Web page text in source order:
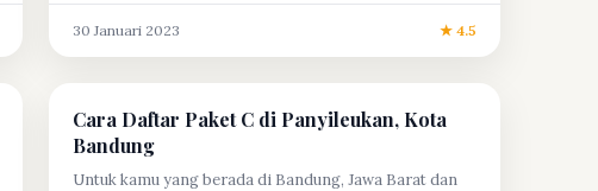
30 Januari 2023 ★ 4.5
Cara Daftar Paket C di Panyileukan, Kota
Bandung
Untuk kamu yang berada di Bandung, Jawa Barat dan